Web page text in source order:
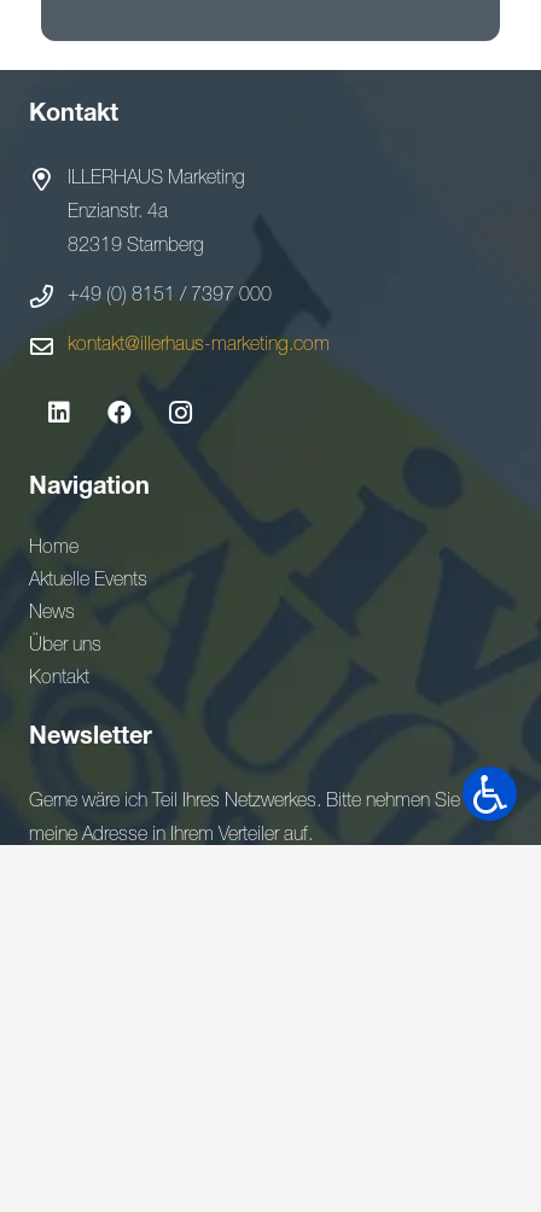
Kontakt
ILLERHAUS Marketing
Enzianstr. 4a
82319 Starnberg
+49 (0) 8151 / 7397 000
kontakt@illerhaus-marketing.com
Navigation
Home
Aktuelle Events
News
Über uns
Kontakt
Newsletter
Gerne wäre ich Teil Ihres Netzwerkes. Bitte nehmen Sie
meine Adresse in Ihrem Verteiler auf.